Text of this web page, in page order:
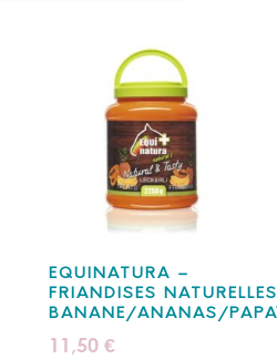
EQUINATURA –
FRIANDISES
BANANE/ANANAS/
11,50 €